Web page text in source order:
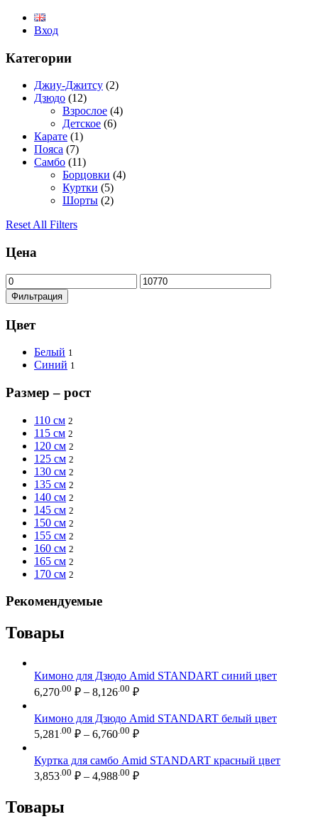
Вход
Категории
Джиу-Джитсу (2)
Дзюдо (12)
Взрослое (4)
Детское (6)
Карате (1)
Пояса (7)
Самбо (11)
Борцовки (4)
Куртки (5)
Шорты (2)
Reset All Filters
Цена
Минимальная
цена
Максимальная
цена
Фильтрация
Цвет
Белый 1
Синий 1
Размер – рост
110 см 2
115 см 2
120 см 2
125 см 2
130 см 2
135 см 2
140 см 2
145 см 2
150 см 2
155 см 2
160 см 2
165 см 2
170 см 2
Рекомендуемые
Товары
Кимоно для Дзюдо Amid STANDART синий цвет
6,270 .00 ₽ – 8,126 .00 ₽Диапазон
6,270.00 ₽
–
Кимоно для Дзюдо Amid STANDART белый цвет
5,281 .00 ₽ – 6,760 .00 ₽Диапазон
5,281.00 ₽
–
Куртка для самбо Amid STANDART красный цвет
3,853 .00 ₽ – 4,988 .00 ₽Диапазон
Товары